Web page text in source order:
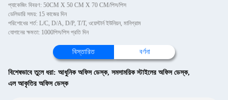
প্যাকেজিং বিবরণ: 50CM X 50 CM X 70 CM/পিস/পিস
ডেলিভারি সময়: 15 কাজের দিন
পরিশোধের শর্ত: L/C, D/A, D/P, T/T, ওয়েস্টার্ন ইউনিয়ন, মানিগ্রাম
যোগানের ক্ষমতা: 1000পিস/পিস প্রতি দিন
বিস্তারিত বর্ণনা
বিশেষভাবে তুলে ধরা: আধুনিক অফিস ডেস্ক, সমসাময়িক স্টাইলের অফিস ডেস্ক,
এল আকৃতির অফিস ডেস্ক